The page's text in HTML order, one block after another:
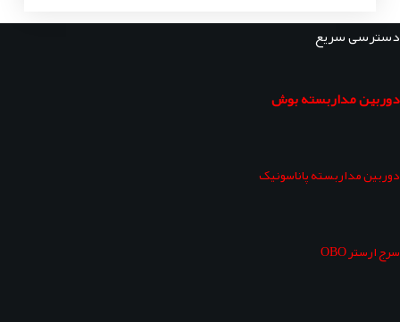
دسترسی سریع
دوربین مداربسته بوش
دوربین مداربسته پاناسونیک
سرج ارستر OBO